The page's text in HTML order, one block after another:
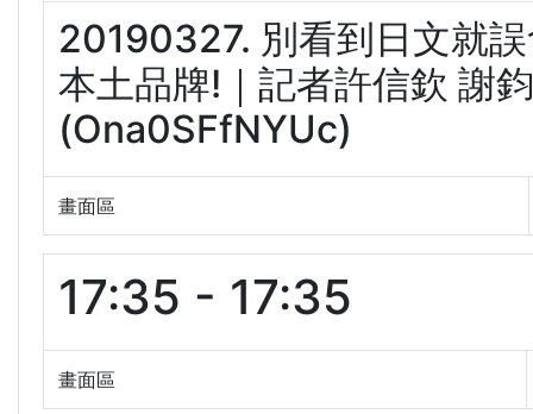
20190327. 別看到日文就
本土品牌!｜記者許信欽 謝
(Ona0SFfNYUc)
畫面區
17:35 - 17:35
畫面區